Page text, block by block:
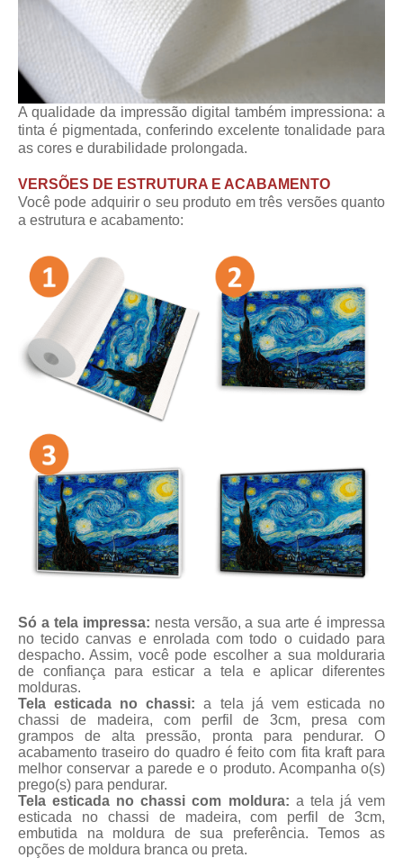
A qualidade da impressão digital também impressiona: a
tinta é pigmentada, conferindo excelente tonalidade para
as cores e durabilidade prolongada.
VERSÕES DE ESTRUTURA E ACABAMENTO
Você pode adquirir o seu produto em três versões quanto
a estrutura e acabamento:
Só a tela impressa: nesta versão, a sua arte é impressa
no tecido canvas e enrolada com todo o cuidado para
despacho. Assim, você pode escolher a sua molduraria
de confiança para esticar a tela e aplicar diferentes
molduras.
Tela esticada no chassi: a tela já vem esticada no
chassi de madeira, com perfil de 3cm, presa com
grampos de alta pressão, pronta para pendurar. O
acabamento traseiro do quadro é feito com fita kraft para
melhor conservar a parede e o produto. Acompanha o(s)
prego(s) para pendurar.
Tela esticada no chassi com moldura: a tela já vem
esticada no chassi de madeira, com perfil de 3cm,
embutida na moldura de sua preferência. Temos as
opções de moldura branca ou preta.